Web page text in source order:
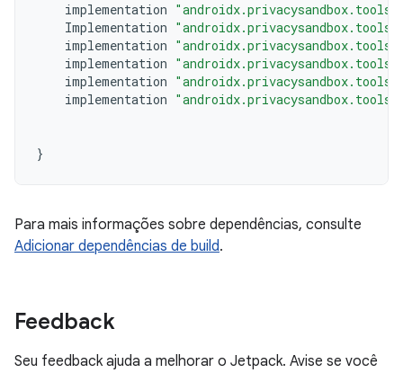
implementation
Implementation
implementation
implementation
implementation
implementation
}
Para mais informações sobre dependências, consulte
Adicionar dependências de build.
Feedback
Seu feedback ajuda a melhorar o Jetpack. Avise se você